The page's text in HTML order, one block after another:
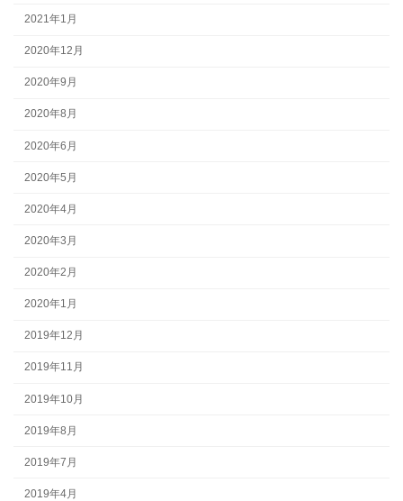
2021年1月
2020年12月
2020年9月
2020年8月
2020年6月
2020年5月
2020年4月
2020年3月
2020年2月
2020年1月
2019年12月
2019年11月
2019年10月
2019年8月
2019年7月
2019年4月